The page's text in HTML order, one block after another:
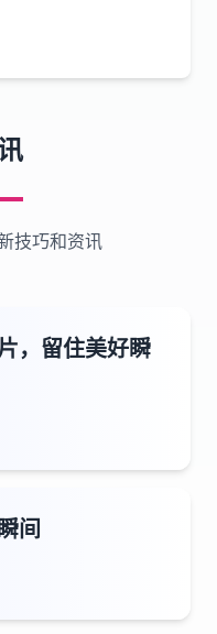
技巧和资讯
，留住美好瞬
间